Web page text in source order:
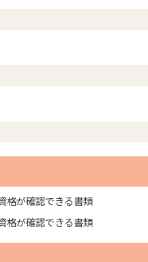
格が確認できる書類
格が確認できる書類